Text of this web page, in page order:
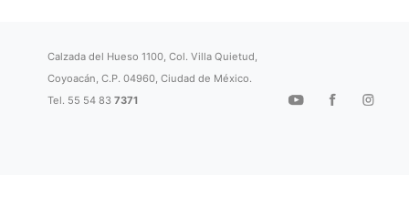
Calzada del Hueso 1100, Col. Villa Quietud,
Coyoacán, C.P. 04960, Ciudad de México.
Tel. 55 54 837371